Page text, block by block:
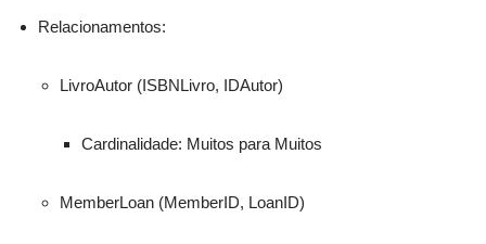
Relacionamentos:
LivroAutor (ISBNLivro, IDAutor)
Cardinalidade: Muitos para Muitos
MemberLoan (MemberID, LoanID)